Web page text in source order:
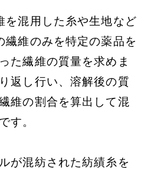
混用した糸や生地など
繊維のみを特定の薬品を
た繊維の質量を求めま
返し行い、溶解後の質
維の割合を算出して混
す。
が混紡された紡績糸を